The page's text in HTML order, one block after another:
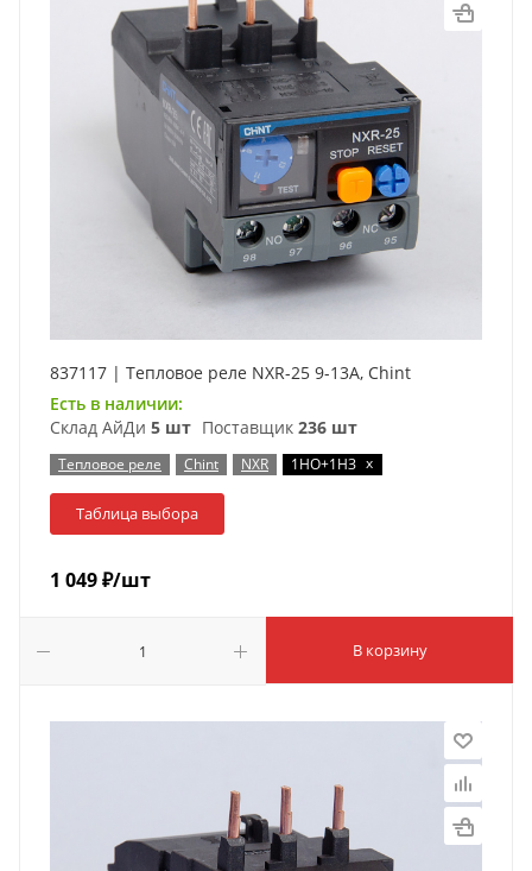
837117 | Тепловое реле NXR-25 9-13А, Chint
Есть в наличии:
Склад АйДи 5 шт Поставщик 236 шт
Тепловое реле Chint NXR 1НО+1НЗ x
Таблица выбора
1 049₽/шт
В корзину